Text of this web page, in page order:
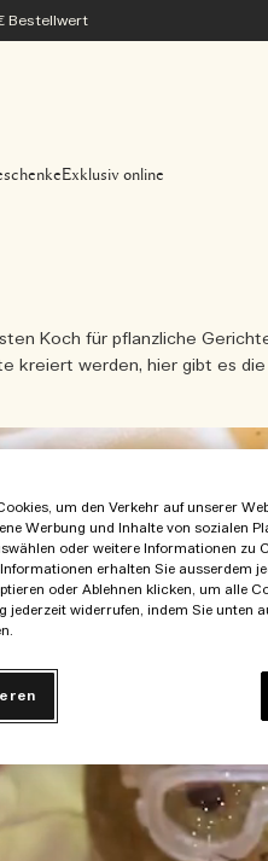
Bestellwert
Exklusiv online
Koch für pflanzliche
kreiert werden, hier gibt es
um den Verkehr auf unserer
Werbung und Inhalte von sozialen
oder weitere Informationen zu
erhalten Sie ausserdem
oder Ablehnen klicken, um alle
jederzeit widerrufen, indem Sie unten